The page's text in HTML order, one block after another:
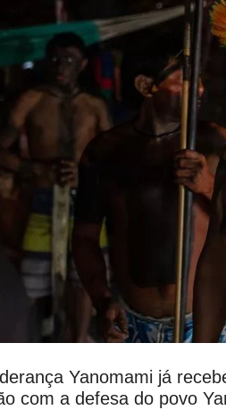
Yanomami já
com a defesa do povo